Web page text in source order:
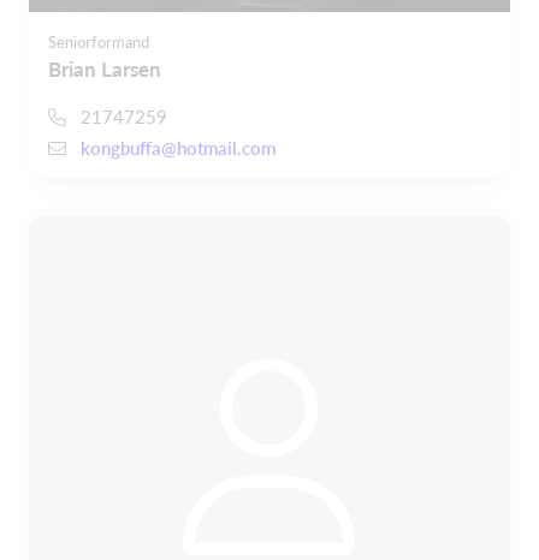
Seniorformand
Brian Larsen
21747259
kongbuffa@hotmail.com